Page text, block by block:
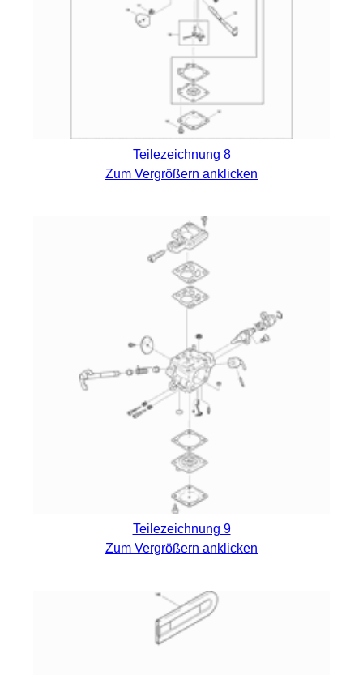
Teilezeichnung 8
Zum Vergrößern anklicken
Teilezeichnung 9
Zum Vergrößern anklicken